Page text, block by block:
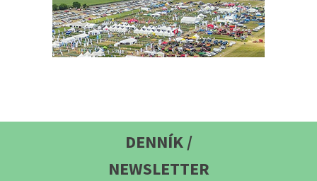
DENNÍK /
NEWSLETTER